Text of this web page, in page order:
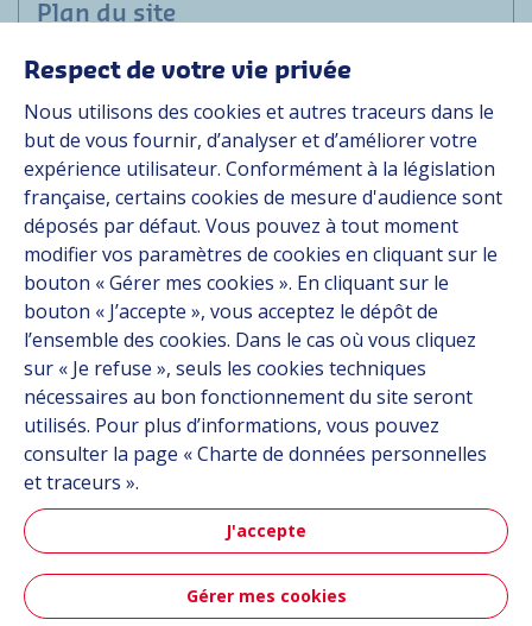
Plan du site
Applications
Solutions
Ressources
À propos
Carrière
Contact
Suivez-nous
Linkedin
Instagram
Hutchinson Aéronautique & Défense
Respect de votre vie privée
Nous utilisons des cookies et autres traceurs dans le
but de vous fournir, d’analyser et d’améliorer votre
expérience utilisateur. Conformément à la législation
française, certains cookies de mesure d'audience sont
déposés par défaut. Vous pouvez à tout moment
modifier vos paramètres de cookies en cliquant sur le
bouton « Gérer mes cookies ». En cliquant sur le
bouton « J’accepte », vous acceptez le dépôt de
l’ensemble des cookies. Dans le cas où vous cliquez
sur « Je refuse », seuls les cookies techniques
nécessaires au bon fonctionnement du site seront
utilisés. Pour plus d’informations, vous pouvez
consulter la page « Charte de données personnelles
et traceurs ».
J'accepte
Gérer mes cookies